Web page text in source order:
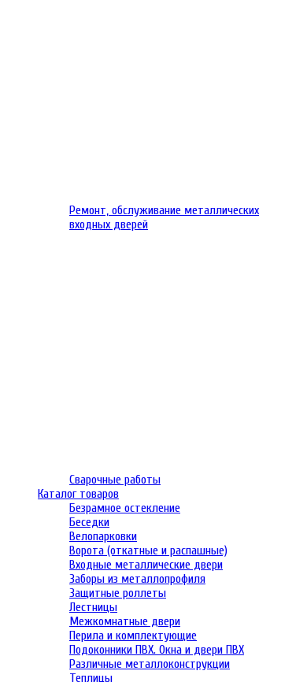
Ремонт, обслуживание металлических
входных дверей
Сварочные работы
Каталог товаров
Безрамное остекление
Беседки
Велопарковки
Ворота (откатные и распашные)
Входные металлические двери
Заборы из металлопрофиля
Защитные роллеты
Лестницы
Межкомнатные двери
Перила и комплектующие
Подоконники ПВХ. Окна и двери ПВХ
Различные металлоконструкции
Теплицы